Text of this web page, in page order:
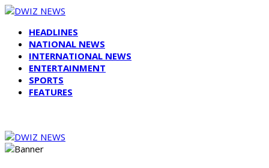
HEADLINES
NATIONAL NEWS
INTERNATIONAL NEWS
ENTERTAINMENT
SPORTS
FEATURES